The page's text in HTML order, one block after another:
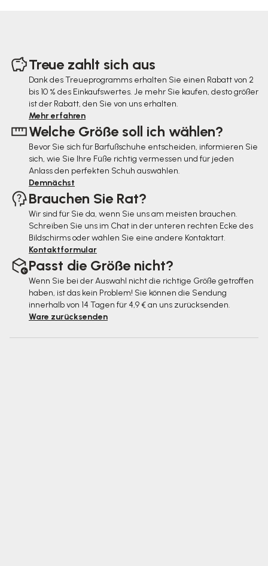
Treue zahlt sich aus
Dank des Treueprogramms erhalten Sie einen Rabatt von 2
bis 10 % des Einkaufswertes. Je mehr Sie kaufen, desto größer
ist der Rabatt, den Sie von uns erhalten.
Mehr erfahren
Welche Größe soll ich wählen?
Bevor Sie sich für Barfußschuhe entscheiden, informieren Sie
sich, wie Sie Ihre Füße richtig vermessen und für jeden
Anlass den perfekten Schuh auswählen.
Demnächst
Brauchen Sie Rat?
Wir sind für Sie da, wenn Sie uns am meisten brauchen.
Schreiben Sie uns im Chat in der unteren rechten Ecke des
Bildschirms oder wählen Sie eine andere Kontaktart.
Kontaktformular
Passt die Größe nicht?
Wenn Sie bei der Auswahl nicht die richtige Größe getroffen
haben, ist das kein Problem! Sie können die Sendung
innerhalb von 14 Tagen für 4,9 € an uns zurücksenden.
Ware zurücksenden